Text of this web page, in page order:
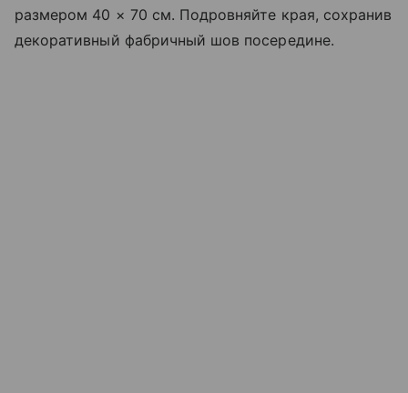
размером 40 × 70 см. Подровняйте края, сохранив
декоративный фабричный шов посередине.